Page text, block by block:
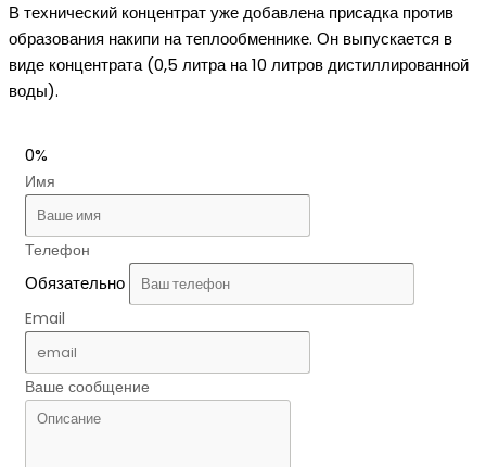
В технический концентрат уже добавлена присадка против
образования накипи на теплообменнике. Он выпускается в
виде концентрата (0,5 литра на 10 литров дистиллированной
воды).
0%
Имя
Телефон
Обязательно
Email
Ваше сообщение